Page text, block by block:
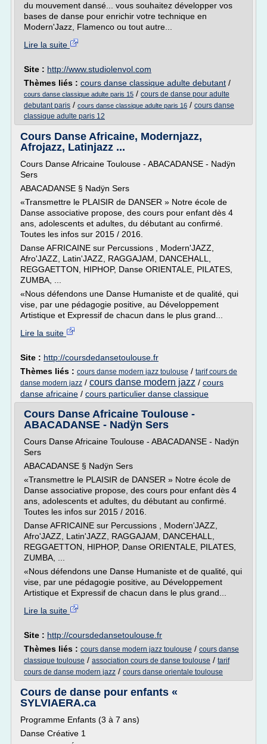
du mouvement dansé... vous souhaitez développer vos
bases de danse pour enrichir votre technique en
Modern'Jazz, Flamenco ou tout autre...
Lire la suite
Site : http://www.studiolenvol.com
Thèmes liés : cours danse classique adulte debutant /
cours danse classique adulte paris 15 / cours de danse pour adulte
debutant paris / cours danse classique adulte paris 16 / cours danse
classique adulte paris 12
Cours Danse Africaine, Modernjazz,
Afrojazz, Latinjazz ...
Cours Danse Africaine Toulouse - ABACADANSE - Nadÿn
Sers
ABACADANSE § Nadÿn Sers
«Transmettre le PLAISIR de DANSER » Notre école de
Danse associative propose, des cours pour enfant dès 4
ans, adolescents et adultes, du débutant au confirmé.
Toutes les infos sur 2015 / 2016.
Danse AFRICAINE sur Percussions , Modern'JAZZ,
Afro'JAZZ, Latin'JAZZ, RAGGAJAM, DANCEHALL,
REGGAETTON, HIPHOP, Danse ORIENTALE, PILATES,
ZUMBA, ...
«Nous défendons une Danse Humaniste et de qualité, qui
vise, par une pédagogie positive, au Développement
Artistique et Expressif de chacun dans le plus grand...
Lire la suite
Site : http://coursdedansetoulouse.fr
Thèmes liés : cours danse modern jazz toulouse / tarif cours de
danse modern jazz / cours danse modern jazz / cours
danse africaine / cours particulier danse classique
Cours Danse Africaine Toulouse -
ABACADANSE - Nadÿn Sers
Cours Danse Africaine Toulouse - ABACADANSE - Nadÿn
Sers
ABACADANSE § Nadÿn Sers
«Transmettre le PLAISIR de DANSER » Notre école de
Danse associative propose, des cours pour enfant dès 4
ans, adolescents et adultes, du débutant au confirmé.
Toutes les infos sur 2015 / 2016.
Danse AFRICAINE sur Percussions , Modern'JAZZ,
Afro'JAZZ, Latin'JAZZ, RAGGAJAM, DANCEHALL,
REGGAETTON, HIPHOP, Danse ORIENTALE, PILATES,
ZUMBA, ...
«Nous défendons une Danse Humaniste et de qualité, qui
vise, par une pédagogie positive, au Développement
Artistique et Expressif de chacun dans le plus grand...
Lire la suite
Site : http://coursdedansetoulouse.fr
Thèmes liés : cours danse modern jazz toulouse / cours danse
classique toulouse / association cours de danse toulouse / tarif
cours de danse modern jazz / cours danse orientale toulouse
Cours de danse pour enfants «
SYLVIAERA.ca
Programme Enfants (3 à 7 ans)
Danse Créative 1